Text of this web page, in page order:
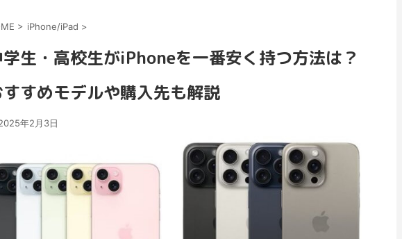
> iPhone/iPad >
学生・高校生がiPhoneを一番安く持つ方法は？
すすめモデルや購入先も解説
年2月3日